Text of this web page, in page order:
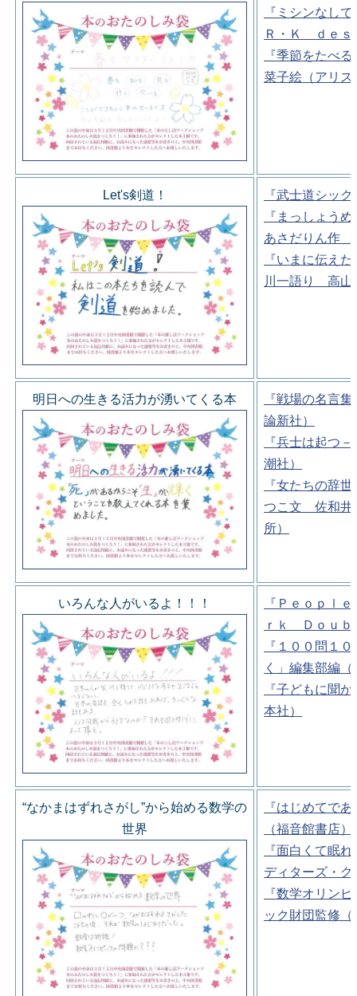
『ミシンなし
Ｒ・Ｋ ｄｅｓ
『季節をたべ
菜子絵（アリス
Let's剣道！
『武士道シッ
『まっしょう
あさだりん作
『いまに伝え
川一語り 高山
明日への生きる活力が湧いてくる本
『戦場の名言
論新社）
『兵士は起つ
潮社）
『女たちの辞
つこ文 佐和井
所）
いろんな人がいるよ！！！
『Ｐｅｏｐｌ
ｒｋ Ｄｏｕｂ
『１００問１
く」編集部編
『子どもに聞
本社）
“なかまはずれさがし”から始める数学の
世界
『はじめてで
（福音館書店）
『面白くて眠
ディターズ・グ
『数学オリン
ック財団監修